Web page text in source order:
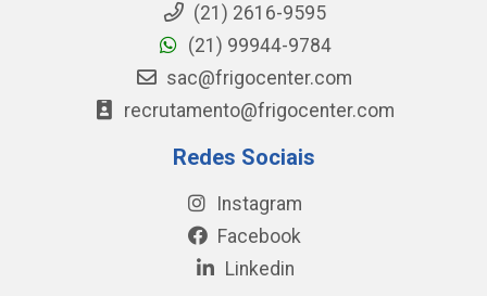
(21) 2616-9595
(21) 99944-9784
sac@frigocenter.com
recrutamento@frigocenter.com
Redes Sociais
Instagram
Facebook
Linkedin